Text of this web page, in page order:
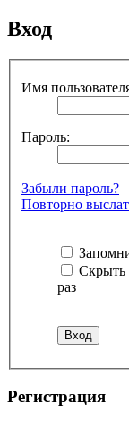
Вход
Имя
Пароль:
Забыли пароль?
Повторно
Скрыть
раз
Регистрация